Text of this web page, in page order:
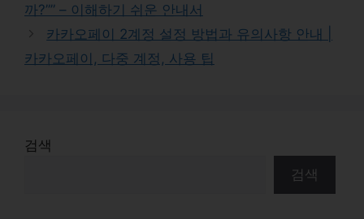
까?”” – 이해하기 쉬운 안내서
카카오페이 2계정 설정 방법과 유의사항 안내 |
카카오페이, 다중 계정, 사용 팁
검색
검색